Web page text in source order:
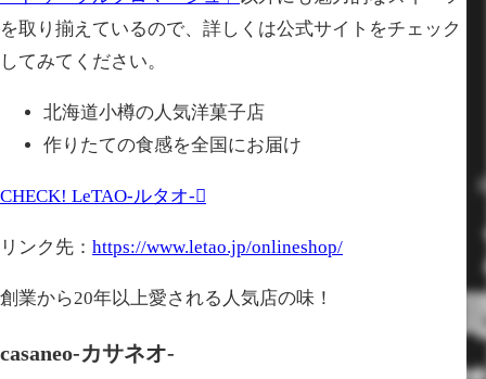
を取り揃えているので、詳しくは公式サイトをチェック
してみてください。
北海道小樽の人気洋菓子店
作りたての食感を全国にお届け
CHECK! LeTAO-ルタオ-
リンク先： https://www.letao.jp/onlineshop/
創業から20年以上愛される人気店の味！
casaneo-カサネオ-